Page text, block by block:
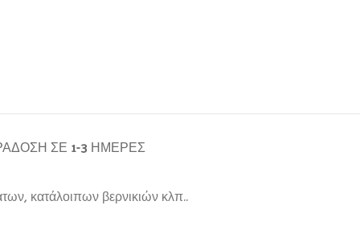
ΣΕ 1-3 ΗΜΈΡΕΣ
κατάλοιπων βερνικιών κλπ..